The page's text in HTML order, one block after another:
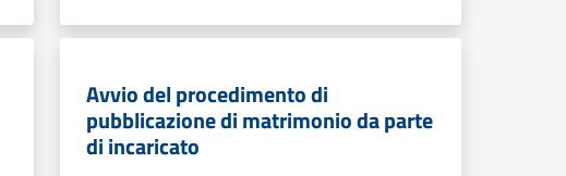
Avvio del procedimento di
pubblicazione di matrimonio da parte
di incaricato